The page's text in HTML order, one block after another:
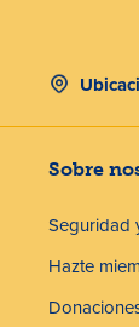
Sobre
Seguridad
Hazte